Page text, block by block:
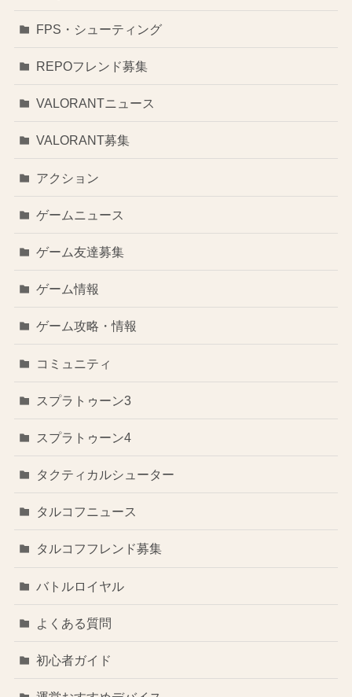
FPS・シューティング
REPOフレンド募集
VALORANTニュース
VALORANT募集
アクション
ゲームニュース
ゲーム友達募集
ゲーム情報
ゲーム攻略・情報
コミュニティ
スプラトゥーン3
スプラトゥーン4
タクティカルシューター
タルコフニュース
タルコフフレンド募集
バトルロイヤル
よくある質問
初心者ガイド